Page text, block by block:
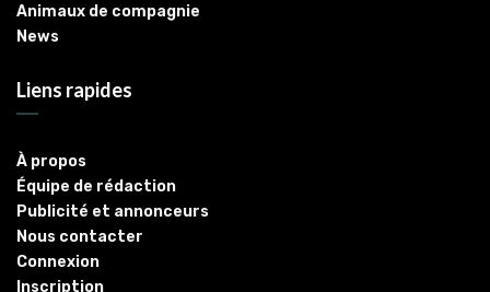
Animaux de compagnie
News
Liens rapides
À propos
Équipe de rédaction
Publicité et annonceurs
Nous contacter
Connexion
Inscription